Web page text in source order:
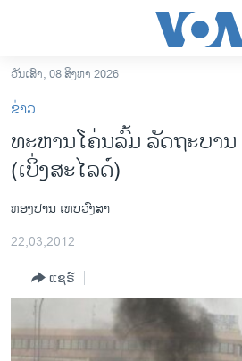
ເຂົ້າ
ຫາ
ຂ້າມ
ຂ້າມ
ໄປ
ຫາ
ຊອກ
ຄົ້ນ
ອາເມຣິກາ
ຂ່າວ​ຈີນ
ໂລກ
ເອເຊຍ
ອິດສະຫຼະພາບດ້ານການຂ່າວ
ຊີວິດຊາວລາວ
ວັນເສົາ, 08 ສິງຫາ 2026
ຂ່າວ
ທະຫານໂຄ່ນລົ້ມ ລັດຖະບາ
(ເບິ່ງສະໄລດ໌)
ທອງປານ ເທບວົງສາ
22,03,2012
ແຊຣ໌